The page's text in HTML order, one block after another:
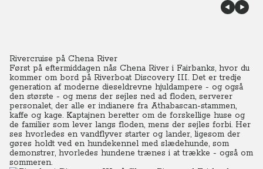
Rivercruise på Chena River
Først på eftermiddagen nås Chena River i Fairbanks, hvor du
kommer om bord på Riverboat Discovery III. Det er tredje
generation af moderne dieseldrevne hjuldampere - og også
den største - og mens der sejles ned ad floden, serverer
personalet, der alle er indianere fra Athabascan-stammen,
kaffe og kage. Kaptajnen beretter om de forskellige huse og
de familier som lever langs floden, mens der sejles forbi. Her
ses hvorledes en vandflyver starter og lander, ligesom der
gøres holdt ved en hundekennel med slædehunde, som
demonstrer, hvorledes hundene trænes i at trække - også om
sommeren.